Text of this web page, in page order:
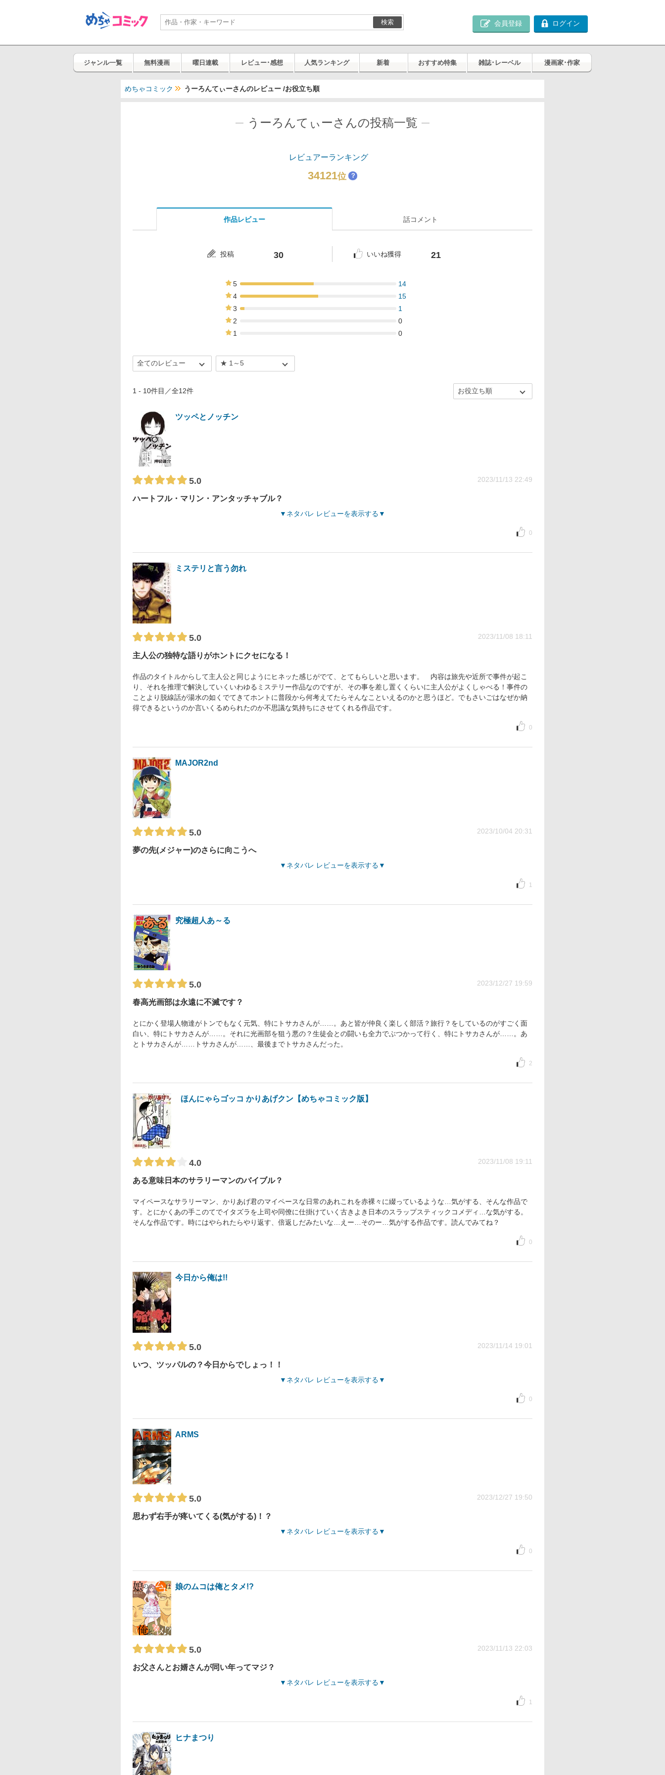
検索 会員登録 ログイン
ジャンル一覧 無料漫画 曜日連載 レビュー･感想 人気ランキング 新着 おすすめ特集 雑誌･レーベル 漫画家･作家
めちゃコミック うーろんてぃーさんのレビュー /お役立ち順
うーろんてぃーさんの投稿一覧
レビュアーランキング
34121位 ？
作品レビュー 話コメント
投稿 30 いいね獲得 21
5
14
4
15
3
1
2
0
1
0
1 - 10件目／全12件
ツッペとノッチン
5.0 2023/11/13 22:49
ハートフル・マリン・アンタッチャブル？
ネタバレ レビューを表示する
0
ミステリと言う勿れ
5.0 2023/11/08 18:11
主人公の独特な語りがホントにクセになる！
作品のタイトルからして主人公と同じようにヒネッた感じがでて、とてもらしいと思います。 内容は旅先や近所で事件が起こ
り、それを推理で解決していくいわゆるミステリー作品なのですが、その事を差し置くくらいに主人公がよくしゃべる！事件の
ことより脱線話が湯水の如くでてきてホントに普段から何考えてたらそんなこといえるのかと思うほど。でもさいごはなぜか納
得できるというのか言いくるめられたのか不思議な気持ちにさせてくれる作品です。
0
MAJOR2nd
5.0 2023/10/04 20:31
夢の先(メジャー)のさらに向こうへ
ネタバレ レビューを表示する
1
究極超人あ～る
5.0 2023/12/27 19:59
春高光画部は永遠に不滅です？
とにかく登場人物達がトンでもなく元気、特にトサカさんが……。あと皆が仲良く楽しく部活？旅行？をしているのがすごく面
白い、特にトサカさんが……。それに光画部を狙う悪の？生徒会との闘いも全力でぶつかって行く、特にトサカさんが……。あ
とトサカさんが……トサカさんが……、最後までトサカさんだった。
2
ほんにゃらゴッコ かりあげクン【めちゃコミック版】
4.0 2023/11/08 19:11
ある意味日本のサラリーマンのバイブル？
マイペースなサラリーマン、かりあげ君のマイペースな日常のあれこれを赤裸々に綴っているような…気がする、そんな作品で
す。とにかくあの手このてでイタズラを上司や同僚に仕掛けていく古きよき日本のスラップスティックコメディ…な気がする。
そんな作品です。時にはやられたらやり返す、倍返しだみたいな…えー…そのー…気がする作品です。読んでみてね？
0
今日から俺は!!
5.0 2023/11/14 19:01
いつ、ツッパルの？今日からでしょっ！！
ネタバレ レビューを表示する
0
ARMS
5.0 2023/12/27 19:50
思わず右手が疼いてくる(気がする)！？
ネタバレ レビューを表示する
0
娘のムコは俺とタメ!?
5.0 2023/11/13 22:03
お父さんとお婿さんが同い年ってマジ？
ネタバレ レビューを表示する
1
ヒナまつり